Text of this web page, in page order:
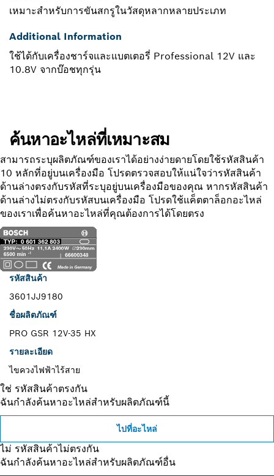
เหมาะสำหรับการขันสกรูในวัสดุหลากหลายประเภท
Additional Information
ใช้ได้กับเครื่องชาร์จและแบตเตอรี่ Professional 12V และ
10.8V จากบ๊อชทุกรุ่น
ค้นหาอะไหล่ที่เหมาะสม
สามารถระบุผลิตภัณฑ์ของเราได้อย่างง่ายดายโดยใช้รหัสสินค้า
10 หลักที่อยู่บนเครื่องมือ โปรดตรวจสอบให้แน่ใจว่ารหัสสินค้า
ด้านล่างตรงกับรหัสที่ระบุอยู่บนเครื่องมือของคุณ หากรหัสสินค้า
ด้านล่างไม่ตรงกับรหัสบนเครื่องมือ โปรดใช้แค็ตตาล็อกอะไหล่
ของเราเพื่อค้นหาอะไหล่ที่คุณต้องการได้โดยตรง
รหัสสินค้า
3601JJ9180
ชื่อผลิตภัณฑ์
PRO GSR 12V-35 HX
รายละเอียด
ไขควงไฟฟ้าไร้สาย
ใช่ รหัสสินค้าตรงกัน
ฉันกำลังค้นหาอะไหล่สำหรับผลิตภัณฑ์นี้
ไปที่อะไหล่
ไม่ รหัสสินค้าไม่ตรงกัน
ฉันกำลังค้นหาอะไหล่สำหรับผลิตภัณฑ์อื่น